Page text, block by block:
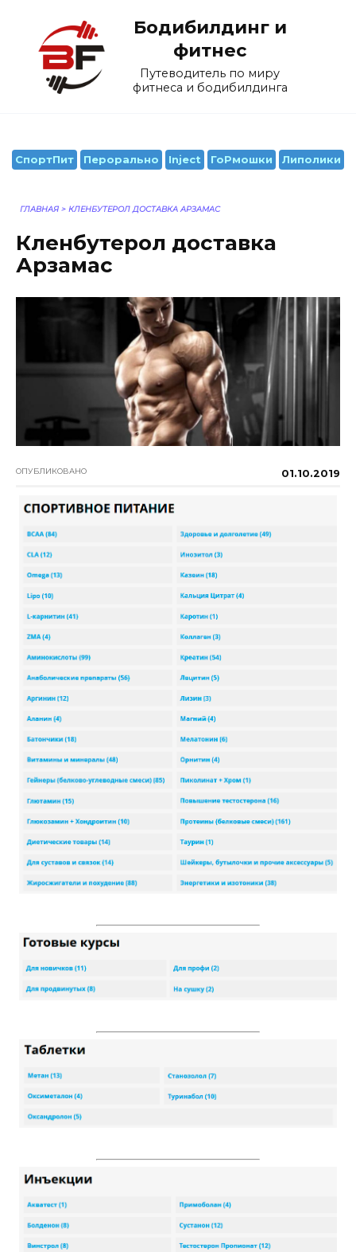
содержанию
Бодибилдинг и
фитнес
Путеводитель по миру
фитнеса и бодибилдинга
СпортПит Перорально Inject ГоРмошки Липолики
ГЛАВНАЯ > КЛЕНБУТЕРОЛ ДОСТАВКА АРЗАМАС
Кленбутерол доставка
Арзамас
ОПУБЛИКОВАНО 01.10.2019